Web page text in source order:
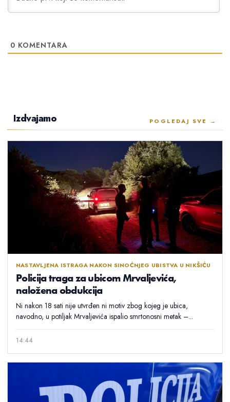
0 KOMENTARA
Izdvajamo POGLEDAJ SVE →
NASTAVLJENA ISTRAGA NAKON SINOĆNJEG UBISTVA U NIKŠIĆU
Policija traga za ubicom Mrvaljevića,
naložena obdukcija
Ni nakon 18 sati nije utvrđen ni motiv zbog kojeg je ubica,
navodno, u potiljak Mrvaljevića ispalio smrtonosni metak –...
14:44